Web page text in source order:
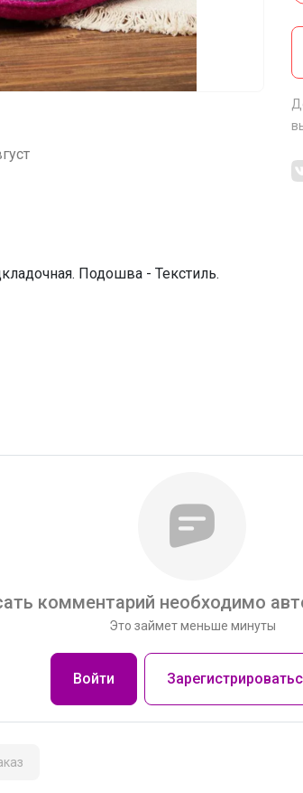
Подошва - Текстиль.
комментарий необходимо
Это займет меньше минуты
Войти